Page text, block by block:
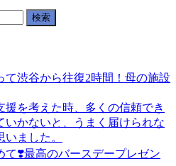
て渋谷から往復2時間！母の施設
援を考えた時、多くの信頼でき
いかないと、うまく届けられな
ました。
て❣️最高のバースデープレゼン